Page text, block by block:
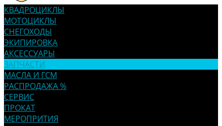
КВАДРОЦИКЛЫ
МОТОЦИКЛЫ
СНЕГОХОДЫ
ЭКИПИРОВКА
АКСЕССУАРЫ
ЗАПЧАСТИ
МАСЛА И ГСМ
РАСПРОДАЖА %
СЕРВИС
ПРОКАТ
МЕРОПРИТИЯ